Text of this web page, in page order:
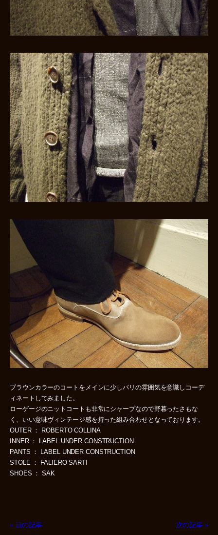
ブラウンカラーのコートをメインに少しパリの雰囲気を意識しコーデ
ィネートしてみました。
ローゲージのニットコートも非常にシャープなので野暮ったさもな
く、いい意味ヴィンテージ感を持った組み合わせとなっております。
OUTER ： ROBERTO COLLINA
INNER ： LABEL UNDER CONSTRUCTION
PANTS ： LABEL UNDER CONSTRUCTION
STOLE ： FALIERO SARTI
SHOES ： SAK
« 前の記事 次の記事 »